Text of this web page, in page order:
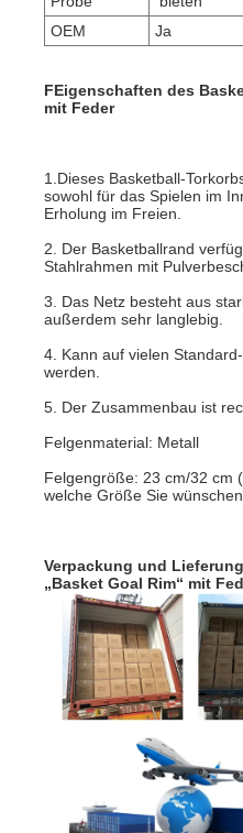
OEM
Ja
FEigenschaften des
mit Feder
1.Dieses Basketball-
sowohl für das Spielen im
Erholung im Freien.
2. Der Basketballrand
Stahlrahmen mit
3. Das Netz besteht aus
außerdem sehr langlebig.
4. Kann auf vielen
werden.
5. Der Zusammenbau ist
Felgenmaterial: Metall
Felgengröße: 23 cm/32 cm
welche Größe Sie
Verpackung und
„Basket Goal Rim“ mit